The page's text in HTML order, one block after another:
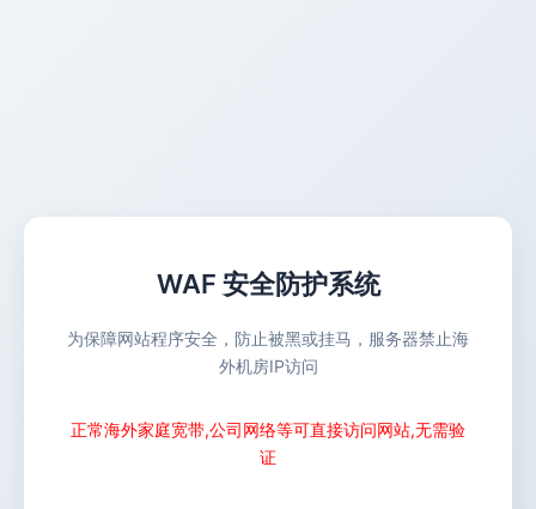
WAF 安全防护系统
为保障网站程序安全，防止被黑或挂马，服务器禁止海
外机房IP访问
正常海外家庭宽带,公司网络等可直接访问网站,无需验
证